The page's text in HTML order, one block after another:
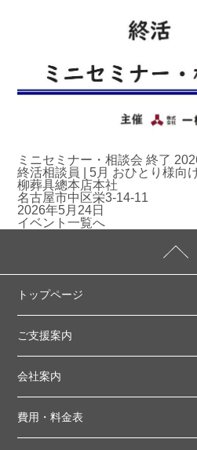
ミニセミナー・相談会 終了
終活相談員 | 5月 おひとり様向
柳葬具總本店本社
名古屋市中区栄3-14-11
2026年5月24日
イベント一覧へ
トップページ
ご支援案内
会社案内
費用・料金表